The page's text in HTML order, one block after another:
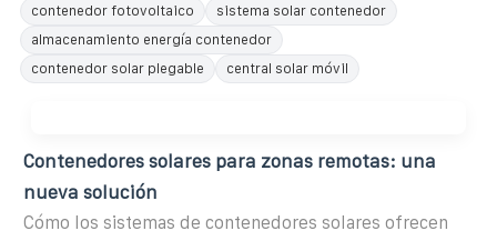
contenedor fotovoltaico
sistema solar contenedor
almacenamiento energía contenedor
contenedor solar plegable
central solar móvil
Contenedores solares para zonas remotas: una
nueva solución
Cómo los sistemas de contenedores solares ofrecen